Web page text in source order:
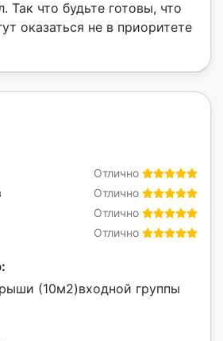
Так что будьте готовы, что
оказаться не в приоритете
Отлично
Отлично
Отлично
Отлично
(10м2)входной группы